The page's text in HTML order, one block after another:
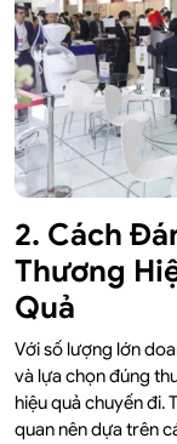
2. Cách
Thương
Quả
Với số lượng lớn
và lựa chọn đúng
hiệu quả chuyến đi.
quan nên dựa trên